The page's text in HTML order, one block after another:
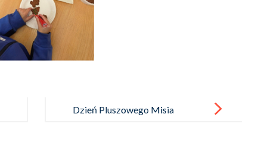
Dzień Pluszowego Misia